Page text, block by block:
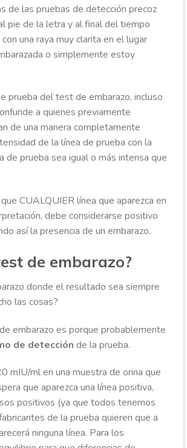
de las pruebas de detección precoz
pie de la letra y al final del tiempo
una raya muy clarita en el lugar
o simplemente estoy
prueba del test de embarazo, incluso
a quienes previamente
de una manera completamente
de la línea de prueba con la
prueba sea igual o más intensa que
CUALQUIER línea que aparezca en
debe considerarse positivo
así la presencia de un embarazo.
de embarazo?
donde el resultado sea siempre
las cosas?
embarazo es porque probablemente
de detección de la prueba.
mIU/ml en una muestra de orina que
que aparezca una línea positiva,
positivos (ya que todos tenemos
de la prueba quieren que a
ninguna línea. Para los